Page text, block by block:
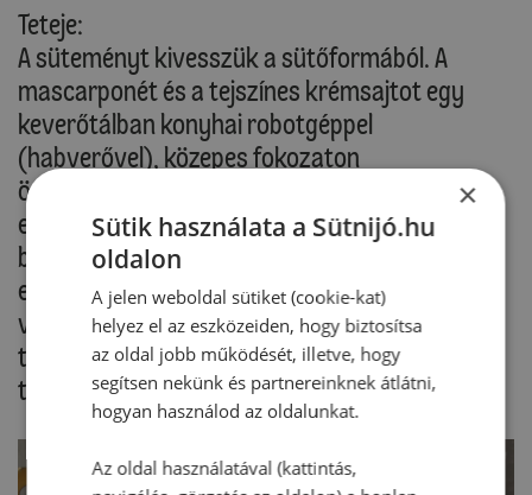
Teteje:
A süteményt kivesszük a sütőformából. A
mascarponét és a tejszínes krémsajtot egy
keverőtálban konyhai robotgéppel
(habverővel), közepes fokozaton
összekeverjük. A vanillincukrot és az 1
evőkanálnyi félretett kávés keveréket
belekeverjük. A krémet a süteményre kenjük,
elsimítjuk. Tetszés szerint habkártyával vagy
villával megmintázzuk (hullámminta). A
tiramisu sajttortát kakaóval megszórjuk, majd
tálaljuk.
×
Sütik használata a Sütnijó.hu
oldalon
A jelen weboldal sütiket (cookie-kat)
helyez el az eszközeiden, hogy biztosítsa
az oldal jobb működését, illetve, hogy
segítsen nekünk és partnereinknek átlátni,
hogyan használod az oldalunkat.
Az oldal használatával (kattintás,